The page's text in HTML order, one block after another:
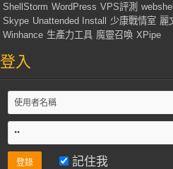
ShellStorm WordPress VPS評測
Skype Unattended Install 少康戰情室 麗
Winhance 生產力工具 魔靈召喚 XPipe
登入
記住我